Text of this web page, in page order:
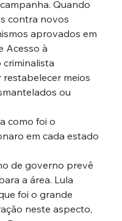
Quando
contra novos
aprovados em
Acesso à
criminalista
meios
ou
como foi o
em cada estado
de governo prevê
a área. Lula
foi o grande
neste aspecto,